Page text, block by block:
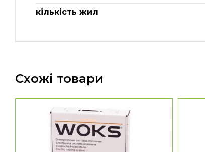
кількість жил
Схожі товари